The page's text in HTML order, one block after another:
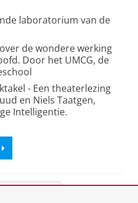
laboratorium van de
de wondere werking
Door het UMCG, de
- Een theaterlezing
en Niels Taatgen,
Intelligentie.